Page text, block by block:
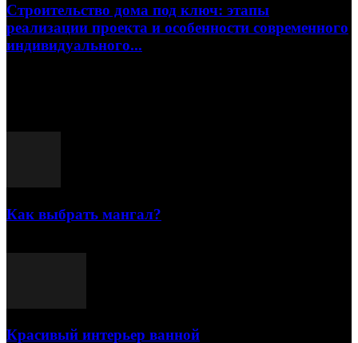
Строительство дома под ключ: этапы
реализации проекта и особенности современного
индивидуального...
Как выбрать мангал?
Красивый интерьер ванной